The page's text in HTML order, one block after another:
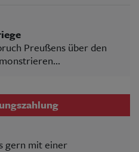
Preußens über den
gern mit einer